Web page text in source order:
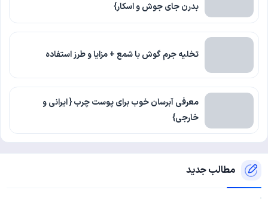
بدرن جای جوش و اسکار}
تخلیه جرم گوش با شمع + مزایا و طرز استفاده
معرفی آبرسان خوب برای پوست چرب { ایرانی و
خارجی}
مطالب جدید